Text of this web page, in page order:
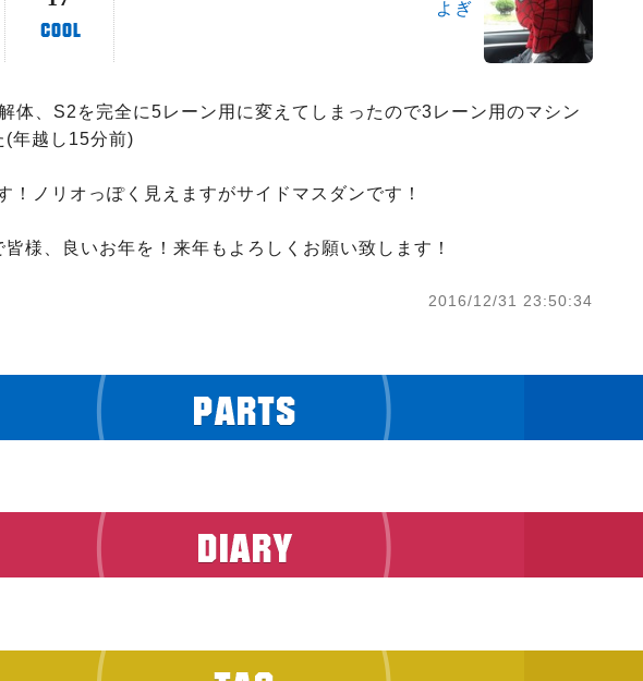
よぎ
体、S2を完全に5レーン用に変えてしまったので3レーン用のマシン
(年越し15分前)
！ノリオっぽく見えますがサイドマスダンです！
様、良いお年を！来年もよろしくお願い致します！
2016/12/31 23:50:34